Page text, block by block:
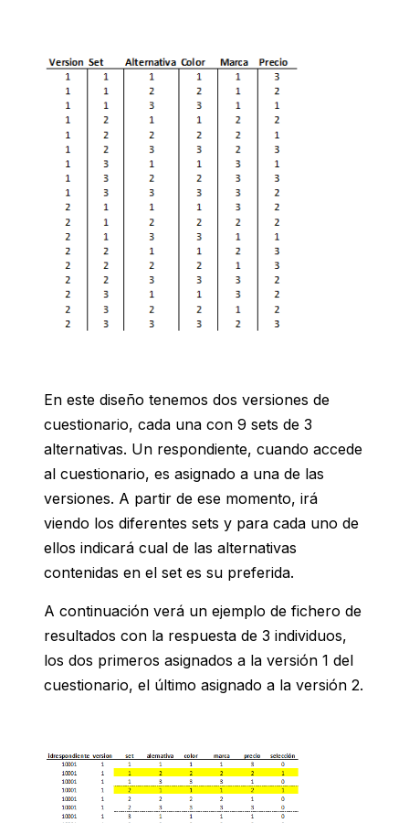
En este diseño tenemos dos versiones de
cuestionario, cada una con 9 sets de 3
alternativas. Un respondiente, cuando accede
al cuestionario, es asignado a una de las
versiones. A partir de ese momento, irá
viendo los diferentes sets y para cada uno de
ellos indicará cual de las alternativas
contenidas en el set es su preferida.
A continuación verá un ejemplo de fichero de
resultados con la respuesta de 3 individuos,
los dos primeros asignados a la versión 1 del
cuestionario, el último asignado a la versión 2.